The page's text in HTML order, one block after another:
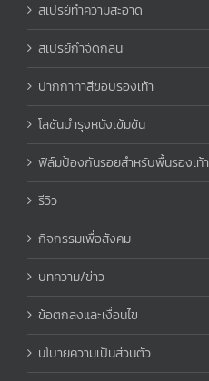
สเปรย์ทำความสะอาด
สเปรย์กำจัดกลิ่น
ปากกาทาสีขอบรองเท้า
โลชั่นบำรุงหนังเข้มข้น
ฟิล์มป้องกันรอยสำหรับพื้นรองเท้า
รีวิว
กิจกรรมเพื่อสังคม
บทความ/ข่าว
ข้อตกลงและเงื่อนไข
นโบายความเป็นส่วนตัว